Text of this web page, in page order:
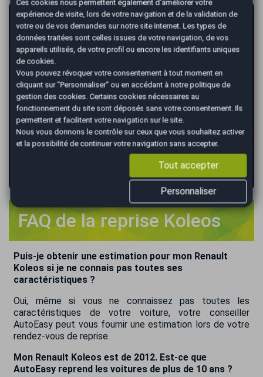
AutoEasy vous garantit la vente de votre
voiture au meilleur prix !
Renseignez votre immatriculation*
Renseignez le kilométrage de votre véhicule*
FAQ de la reprise Koleos
Puis-je obtenir une estimation pour mon Renault
Koleos si je ne connais pas toutes ses
caractéristiques ?
Oui, même si vous ne connaissez pas toutes les
caractéristiques de votre voiture, votre conseiller
AutoEasy peut vous fournir une estimation lors de votre
rendez-vous de reprise.
Mon Renault Koleos est de 2012. Est-ce que
AutoEasy reprend les voitures de plus de 10 ans ?
Ces cookies nous permettent également d'améliorer votre
expérience de visite, lors de votre navigation et de la validation de
votre ou de vos demandes sur notre site Internet. Les types de
données traitées sont celles issues de votre navigation, de vos
appareils utilisés, de votre profil ou encore les identifiants uniques
de cookies.
Vous pouvez révoquer votre consentement à tout moment en
cliquant sur "Personnaliser" ou en accédant à notre politique de
gestion des cookies. Certains cookies nécessaires au
fonctionnement du site sont déposés sans votre consentement. Ils
permettent et facilitent votre navigation sur le site.
Nous vous donnons le contrôle sur ceux que vous souhaitez activer
et la possibilité de continuer votre navigation sans accepter.
Tout accepter
Personnaliser